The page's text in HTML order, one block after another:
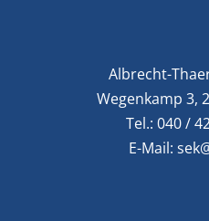
Albrecht-
Wegenkamp 3,
Tel.:040 /
E-Mail: